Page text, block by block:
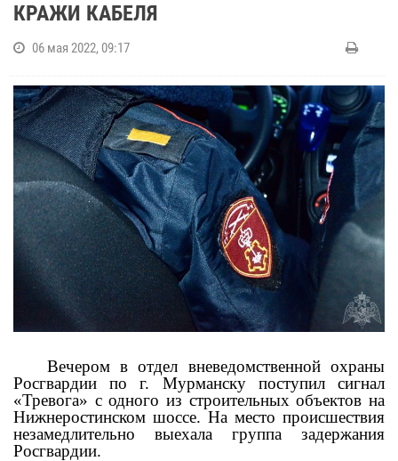
КРАЖИ КАБЕЛЯ
06 мая 2022, 09:17
Вечером в отдел вневедомственной охраны
Росгвардии по г. Мурманску поступил сигнал
«Тревога» с одного из строительных объектов на
Нижнеростинском шоссе. На место происшествия
незамедлительно выехала группа задержания
Росгвардии.